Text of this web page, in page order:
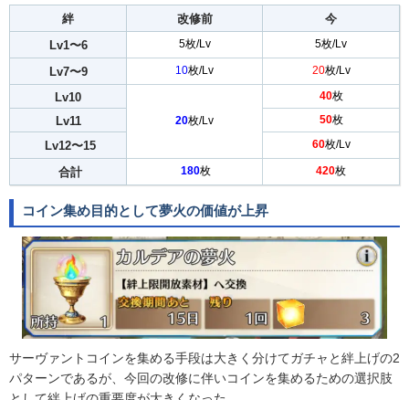
絆 改修前
今
Lv1〜6
5枚/Lv 5枚/Lv
Lv7〜9 10枚/Lv 20枚/Lv
Lv10
20枚/Lv
40枚
Lv11 50枚
Lv12〜15 60枚/Lv
合計 180枚 420枚
コイン集め目的として夢火の価値が上昇
サーヴァントコインを集める手段は大きく分けてガチャと絆上げの2
パターンであるが、今回の改修に伴いコインを集めるための選択肢